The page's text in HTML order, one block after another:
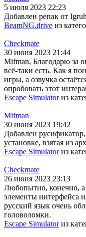
5 июля 2023 22:23
Добавлен репак от
BeamNG.drive из
Checkmate
30 июня 2023 21:44
Mifman, Благодарю за
всё-таки есть. Как я
игры, а озвучка
опробовать этот
Escape Simulatorиз
Mifman
30 июня 2023 19:42
Добавлен
установке, взятая из
Escape Simulatorиз
Checkmate
26 июня 2023 23:13
Любопытно, конечно, а
элементы интерфейса
русский язык очень
головоломки.
Escape Simulatorиз